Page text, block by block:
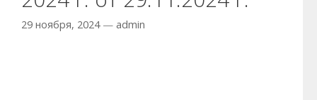
29 ноября, 2024 — admin